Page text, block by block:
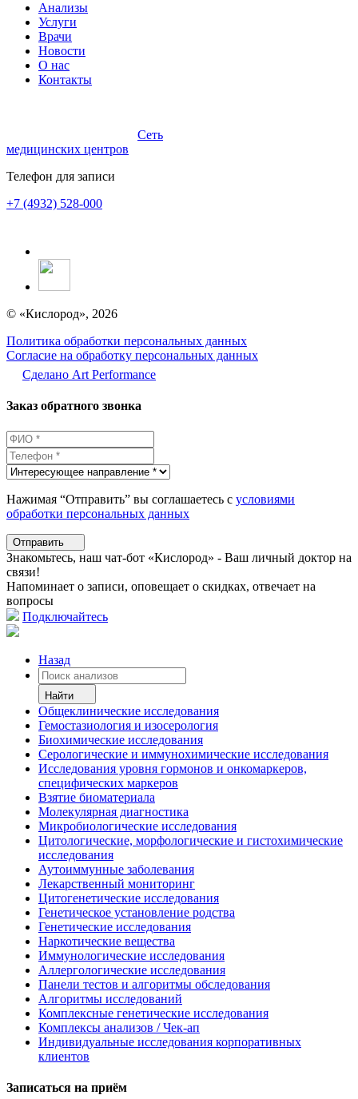
Анализы
Услуги
Врачи
Новости
О нас
Контакты
Сеть
медицинских центров
Телефон для записи
+7 (4932) 528-000
© «Кислород», 2026
Политика обработки персональных данных
Согласие на обработку персональных данных
Сделано Аrt Performance
Заказ обратного звонка
Нажимая “Отправить” вы соглашаетесь с условиями
обработки персональных данных
Отправить
Знакомьтесь, наш чат-бот «Кислород» - Ваш личный доктор на
связи!
Напоминает о записи, оповещает о скидках, отвечает на
вопросы
Подключайтесь
Назад
Найти
Общеклинические исследования
Гемостазиология и изосерология
Биохимические исследования
Серологические и иммунохимические исследования
Исследования уровня гормонов и онкомаркеров,
специфических маркеров
Взятие биоматериала
Молекулярная диагностика
Микробиологические исследования
Цитологические, морфологические и гистохимические
исследования
Аутоиммунные заболевания
Лекарственный мониторинг
Цитогенетические исследования
Генетическое установление родства
Генетические исследования
Наркотические вещества
Иммунологические исследования
Аллергологические исследования
Панели тестов и алгоритмы обследования
Алгоритмы исследований
Комплексные генетические исследования
Комплексы анализов / Чек-ап
Индивидуальные исследования корпоративных
клиентов
Записаться на приём